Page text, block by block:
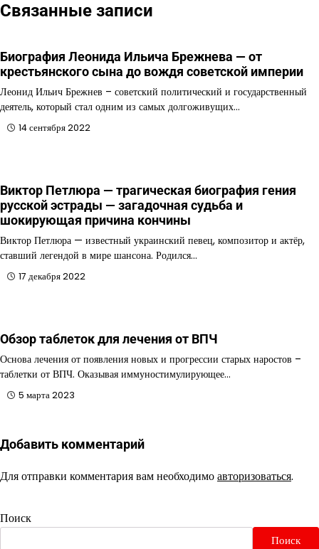
Связанные записи
Биография Леонида Ильича Брежнева — от
крестьянского сына до вождя советской империи
Леонид Ильич Брежнев – советский политический и государственный
деятель, который стал одним из самых долгоживущих…
14 сентября 2022
Виктор Петлюра — трагическая биография гения
русской эстрады — загадочная судьба и
шокирующая причина кончины
Виктор Петлюра — известный украинский певец, композитор и актёр,
ставший легендой в мире шансона. Родился…
17 декабря 2022
Обзор таблеток для лечения от ВПЧ
Основа лечения от появления новых и прогрессии старых наростов –
таблетки от ВПЧ. Оказывая иммуностимулирующее…
5 марта 2023
Добавить комментарий
Для отправки комментария вам необходимоавторизоваться.
Поиск
Поиск